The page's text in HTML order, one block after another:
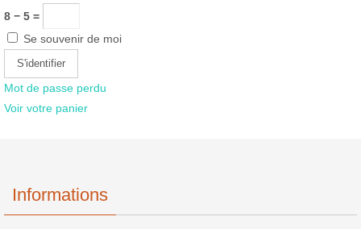
8 − 5 =
Se souvenir de moi
Mot de passe perdu
Voir votre panier
Informations